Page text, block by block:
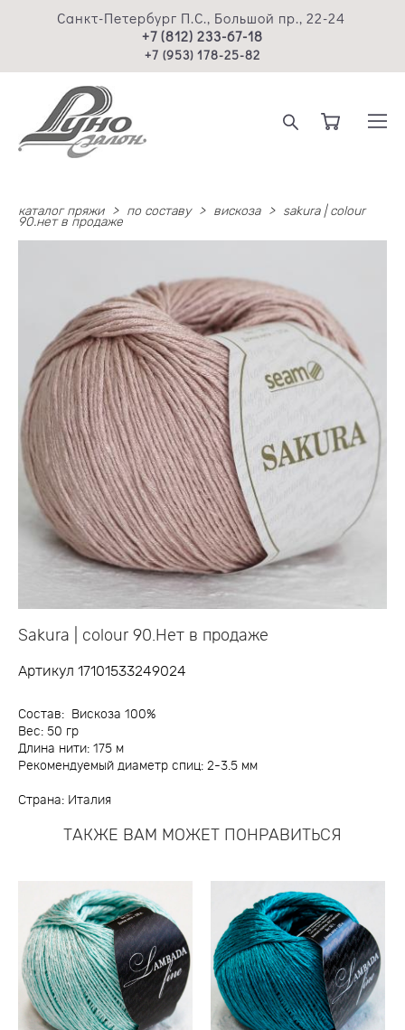
Санкт-Петербург П.С., Большой пр., 22-24
+7 (812) 233-67-18
+7 (953) 178-25-82
каталог пряжи > по составу > вискоза >
sakura | colour
90.нет в продаже
Sakura | colour 90.Нет в продаже
Артикул 17101533249024
Состав: Вискоза 100%
Вес: 50 гр
Длина нити: 175 м
Рекомендуемый диаметр спиц: 2-3.5 мм
Страна: Италия
ТАКЖЕ ВАМ МОЖЕТ ПОНРАВИТЬСЯ